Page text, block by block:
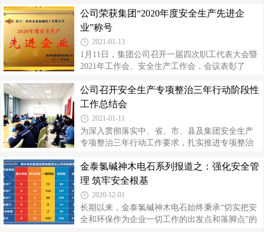
险性作业、危大工程施工区域及各类安全资料台
账等进行了检查，重点了解作业区域的施工组织
方案、基坑作业、特殊作业票证、塔吊作业
学习了《刑法修正案十一》的相关条款，通报了
对季度安全生产工作情况，认为第一季度公司生
出改进措施，并就“春安”检查活动进行了重点部署
安排。会议对下一阶段工作提出要求：一是要深
入学习《刑法修正案 十一》的新增罪名和条款，
深刻汲取修正案中的典型事故案例教训，下功夫
解决作业风险辨识与过程管控中的不足
公司荣获集团“2020年度安全生产先进企
业”称号
2021-01-13
1月11日，集团公司召开一届四次职工代表大会暨
2021年工作会、安全生产工作会，会议表彰了
司荣获“2020年度安全生产先进企业”称号，金泰氯
碱神木电石总经理助理赵鹏涛荣获“陕投安全卫
士”称号。一年来，公司坚持“切实把安全和环保作
为企业一切工作的出发点和落脚点”的安全理念，
多措并举深化安全管理，不断完善、拓展安全管
理体，保持了良好的安全生产形势。一、推进双
重预防机制建设以安全精细化为抓手，从危险和
风险辨识着手，强化预控管控，持续开展风险分
级管控和隐患排查治理，构筑安全
公司召开安全生产专项整治三年行动阶段性
工作总结会
2021-01-11
为深入贯彻落实中、省、市、县及集团安全生产
专项整治三年行动工作要求，扎实推进专项整治
项整治三年行动第一、二阶段工作总结会。公司
总经理高万升，副总经理邱元金、高利平及相关
单位负责人参加会议。会上，各专项实施方案牵
头单位负责人对开展专项整治工作予以分析总结
汇报，并就做好下一步工作提出具体措施。自从
开展专项整治工作以来，公司认真贯彻落实习近
金泰氯碱神木电石系列报道之：强化安全管
理 筑牢安全根基
2020-12-01
长期以来，金泰氯碱神木电石始终秉承“切实把安
全和环保作为企业一切工作的出发点和落脚点”的